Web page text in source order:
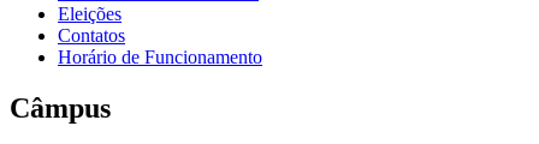
Eleições
Contatos
Horário de Funcionamento
Câmpus